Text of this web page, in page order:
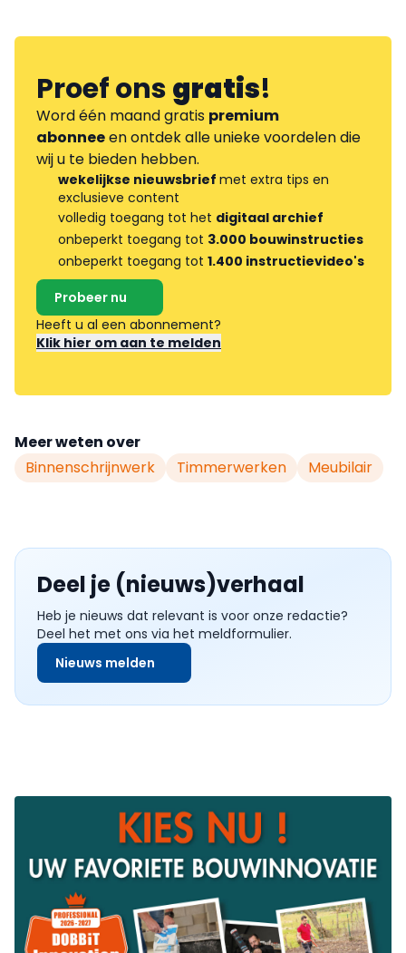
Proef onsgratis!
Word één maand gratis premium
abonneeen ontdek alle unieke voordelen die
wij u te bieden hebben.
wekelijkse nieuwsbrief met extra tips en
exclusieve content
volledig toegang tot het digitaal archief
onbeperkt toegang tot 3.000 bouwinstructies
onbeperkt toegang tot 1.400 instructievideo's
Probeer nu
Heeft u al een abonnement?
Klik hier om aan te melden
Meer weten over
Binnenschrijnwerk
Timmerwerken Meubilair
Deel je (nieuws)verhaal
Heb je nieuws dat relevant is voor onze redactie?
Deel het met ons via het meldformulier.
Nieuws melden